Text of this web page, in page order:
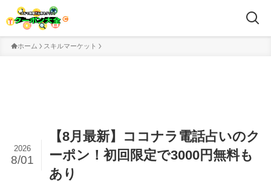
ホーム スキルマーケット
【8月最新】ココナラ電話占いのク
ーポン！初回限定で3000円無料も
あり
2026
8/01